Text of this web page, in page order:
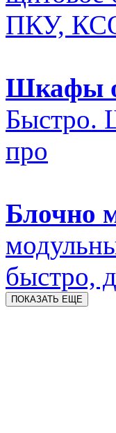
ПКУ,
Шкафы
Быстро.
про
Блочно
быстро,
ПОКАЗАТЬ ЕЩЕ